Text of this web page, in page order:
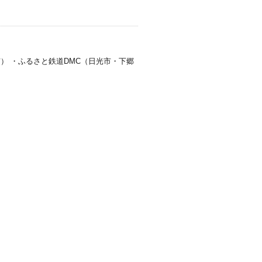
・ふるさと鉄道DMC（日光市・下郷